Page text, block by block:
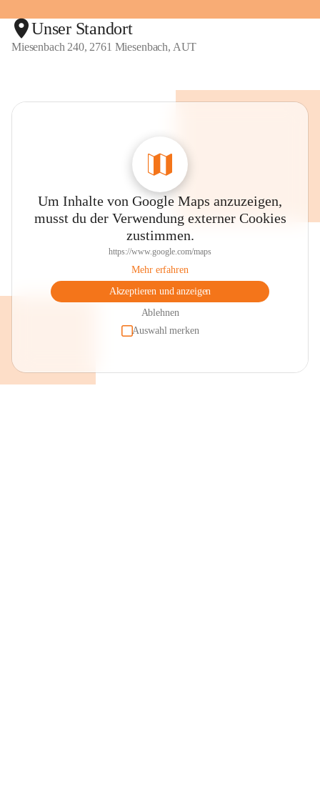
Unser Standort
Miesenbach 240, 2761 Miesenbach, AUT
Um Inhalte von Google Maps anzuzeigen,
musst du der Verwendung externer Cookies
zustimmen.
https://www.google.com/maps
Mehr erfahren
Akzeptieren und anzeigen
Ablehnen
Auswahl merken